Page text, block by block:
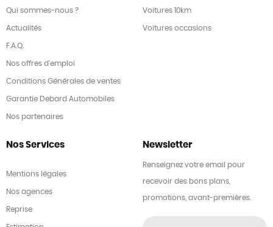
Qui sommes-nous ?
Actualités
F.A.Q.
Nos offres d'emploi
Conditions Générales de ventes
Garantie Debard Automobiles
Nos partenaires
Voitures 10km
Voitures occasions
Nos Services
Mentions légales
Nos agences
Reprise
Newsletter
Renseignez votre email pour
recevoir des bons plans,
promotions, avant-premières.